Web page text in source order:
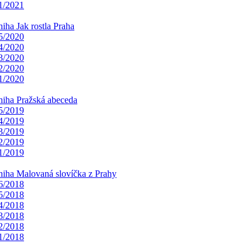
2021
Jak rostla Praha
2020
2020
2020
2020
2020
Pražská abeceda
2019
2019
2019
2019
2019
Malovaná slovíčka z Prahy
2018
2018
2018
2018
2018
2018